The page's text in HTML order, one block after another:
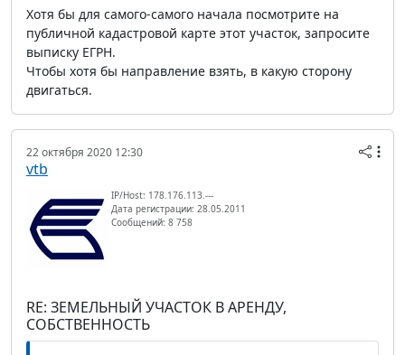
Хотя бы для самого-самого начала посмотрите на
публичной кадастровой карте этот участок, запросите
выписку ЕГРН.
Чтобы хотя бы направление взять, в какую сторону
двигаться.
22 октября 2020 12:30
vtb
IP/Host: 178.176.113.---
Дата регистрации: 28.05.2011
Сообщений: 8 758
RE: ЗЕМЕЛЬНЫЙ УЧАСТОК В АРЕНДУ,
СОБСТВЕННОСТЬ